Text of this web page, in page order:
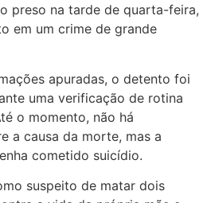
preso na tarde de quarta-feira,
em um crime de grande
apuradas, o detento foi
uma verificação de rotina
o momento, não há
a causa da morte, mas a
cometido suicídio.
suspeito de matar dois